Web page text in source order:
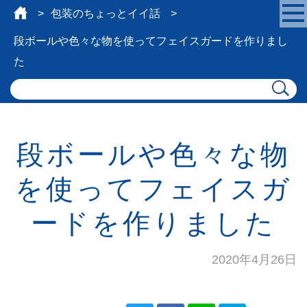
包装のちょっとイイ話
段ボールや色々な物を使ってフェイスガードを作りまし
た
段ボールや色々な物
を使ってフェイスガ
ードを作りました
2020年4月26日